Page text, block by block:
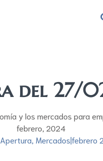
del 27/
y los mercados para
febrero, 2024
Apertura Mercados|febrero